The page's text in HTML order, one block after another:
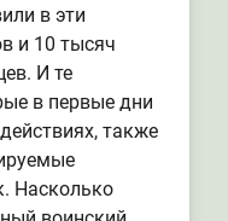
в эти
и 10 тысяч
И те
в первые дни
также
Насколько